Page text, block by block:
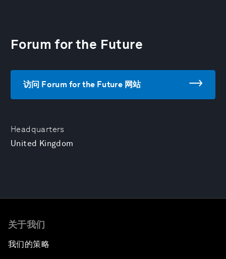
Headquarters
United Kingdom
Forum for the Future
访问 Forum for the Future 网站
关于我们
我们的策略